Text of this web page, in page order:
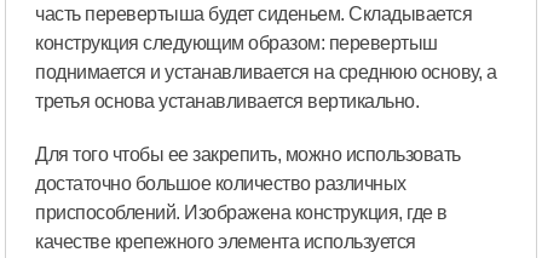
часть перевертыша будет сиденьем. Складывается
конструкция следующим образом: перевертыш
поднимается и устанавливается на среднюю основу, а
третья основа устанавливается вертикально.
Для того чтобы ее закрепить, можно использовать
достаточно большое количество различных
приспособлений. Изображена конструкция, где в
качестве крепежного элемента используется